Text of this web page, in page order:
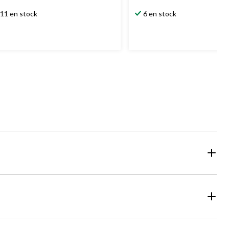
11 en stock 6 en stock